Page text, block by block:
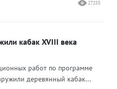
27255
кабак XVIII века
работ по программе
деревянный кабак...